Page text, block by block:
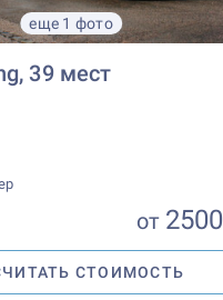
еще 1 фото
39 мест
от 2500
СТОИМОСТЬ